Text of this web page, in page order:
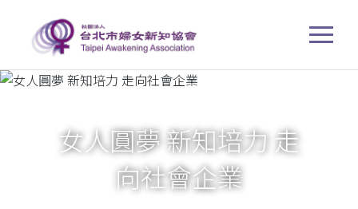
女人圓夢 新知培力 走
向社會企業